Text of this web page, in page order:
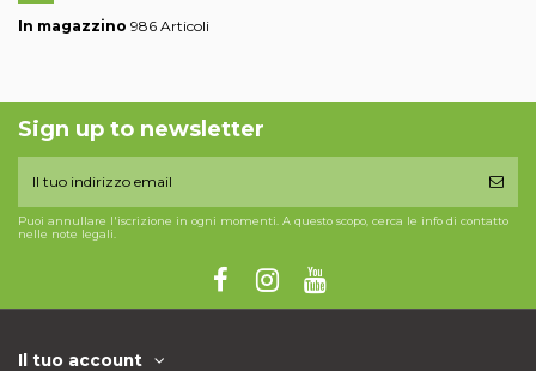
In magazzino 986 Articoli
Sign up to newsletter
Puoi annullare l'iscrizione in ogni momenti. A questo scopo, cerca le info di contatto
nelle note legali.
Il tuo account